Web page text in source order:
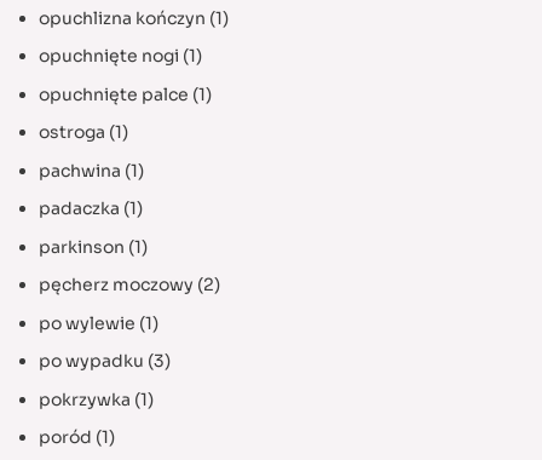
opuchlizna kończyn (1)
opuchnięte nogi (1)
opuchnięte palce (1)
ostroga (1)
pachwina (1)
padaczka (1)
parkinson (1)
pęcherz moczowy (2)
po wylewie (1)
po wypadku (3)
pokrzywka (1)
poród (1)